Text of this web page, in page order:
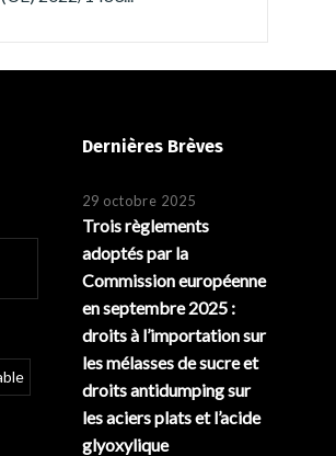
Dernières Brèves
29 octobre 2025
Trois règlements
adoptés par la
Commission européenne
en septembre 2025 :
droits à l’importation sur
les mélasses de sucre et
droits antidumping sur
les aciers plats et l’acide
glyoxylique